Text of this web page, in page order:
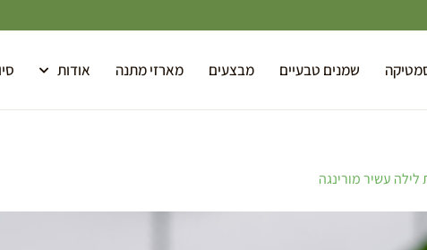
שמנים טבעיים מבצעים מארזי מתנה אודות
עשיר מורינגה